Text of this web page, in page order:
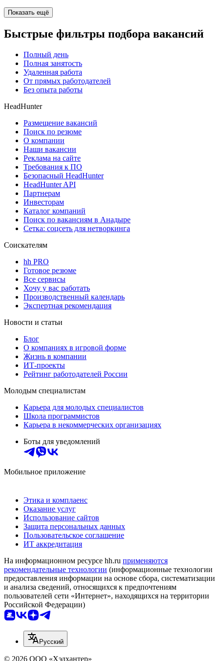
Показать ещё
Быстрые фильтры подбора вакансий
Полный день
Полная занятость
Удаленная работа
От прямых работодателей
Без опыта работы
HeadHunter
Размещение вакансий
Поиск по резюме
О компании
Наши вакансии
Реклама на сайте
Требования к ПО
Безопасный HeadHunter
HeadHunter API
Партнерам
Инвесторам
Каталог компаний
Поиск по вакансиям в Анадыре
Сетка: соцсеть для нетворкинга
Соискателям
hh PRO
Готовое резюме
Все сервисы
Хочу у вас работать
Производственный календарь
Экспертная рекомендация
Новости и статьи
Блог
О компаниях в игровой форме
Жизнь в компании
ИТ-проекты
Рейтинг работодателей России
Молодым специалистам
Карьера для молодых специалистов
Школа программистов
Карьера в некоммерческих организациях
Боты для уведомлений
Мобильное приложение
Этика и комплаенс
Оказание услуг
Использование сайтов
Защита персональных данных
Пользовательское соглашение
ИТ аккредитация
На информационном ресурсе hh.ru применяются
рекомендательные технологии (информационные технологии
предоставления информации на основе сбора, систематизации
и анализа сведений, относящихся к предпочтениям
пользователей сети «Интернет», находящихся на территории
Российской Федерации)
Русский
© 2026 ООО «Хэдхантер»